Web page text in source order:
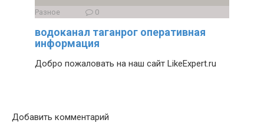
Разное 0
водоканал таганрог оперативная
информация
Добро пожаловать на наш сайт LikeExpert.ru
Добавить комментарий